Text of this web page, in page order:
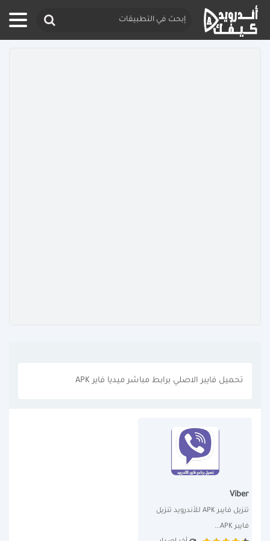
تحميل فايبر الاصلي برابط مباشر ميديا فاير APK
Viber
فايبر APK...